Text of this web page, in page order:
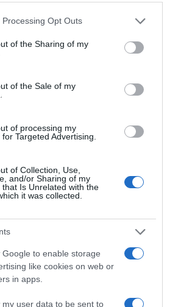
website/app uses one or more Google
or usage behaviour. You may click to
to Google and its third-party tags to
specified purposes in below Google
Opt Outs
of the Sharing of my
of the Sale of my
of processing my
Targeted Advertising.
of Collection, Use,
and/or Sharing of my
that Is Unrelated with the
it was collected.
Google to enable storage
like cookies on web or
in apps.
my user data to be sent to
“Άκυρες από 1η Οκτωβρίου οι
δεν αναρτώνται –
η δημοσίευσή τους στις
των φορέων που τις εκδίδουν”
κορυφαίες επιλογές των
σύμφωνα με
2026: Πότε
πληρωθούν μισθωτοί και μη
έλεγχοι στις παραλίες με
– Πρόστιμα έως
σφραγίσεις επιχειρήσεων
το debater.gr στο Google News